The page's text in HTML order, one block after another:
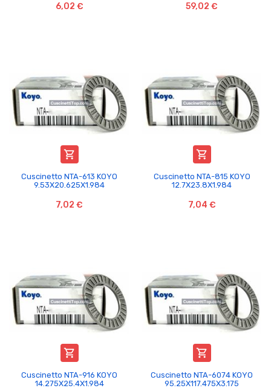
6,02 € 59,02 €

Cuscinetto NTA-613 KOYO
9.53X20.625X1.984
7,02 €

Cuscinetto NTA-815 KOYO
12.7X23.8X1.984
7,04 €

Cuscinetto NTA-916 KOYO
14.275X25.4X1.984

Cuscinetto NTA-6074 KOYO
95.25X117.475X3.175